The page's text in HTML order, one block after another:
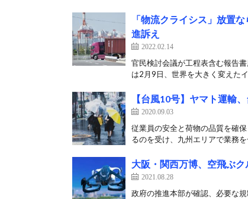
「物流クライシス」放置
進訴え
2022.02.14
官民検討会議が工程表含む報告
は2月9日、世界を大きく変えた
【台風10号】ヤマト運輸
2020.09.03
従業員の安全と荷物の品質を確
るのを受け、九州エリアで業務
大阪・関西万博、空飛ぶ
2021.08.28
政府の推進本部が確認、必要な